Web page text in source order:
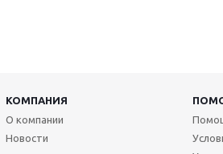
КОМПАНИЯ
О компании
Новости